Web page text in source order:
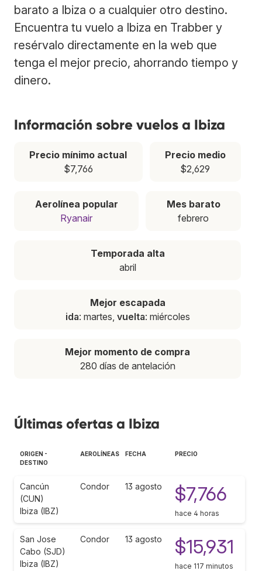
barato a Ibiza o a cualquier otro destino.
Encuentra tu vuelo a Ibiza en Trabber y
resérvalo directamente en la web que
tenga el mejor precio, ahorrando tiempo y
dinero.
Información sobre vuelos a Ibiza
Precio mínimo actual
$7,766
Precio medio
$2,629
Aerolínea popular
Ryanair
Mes barato
febrero
Temporada alta
abril
Mejor escapada
ida: martes, vuelta: miércoles
Mejor momento de compra
280 días de antelación
Últimas ofertas a Ibiza
ORIGEN -
DESTINO
AEROLÍNEAS FECHA PRECIO
Cancún
(CUN)
Ibiza (IBZ)
Condor 13 agosto $7,766
hace 4 horas
San Jose
Cabo (SJD)
Ibiza (IBZ)
Condor 13 agosto $15,931
hace 117 minutos